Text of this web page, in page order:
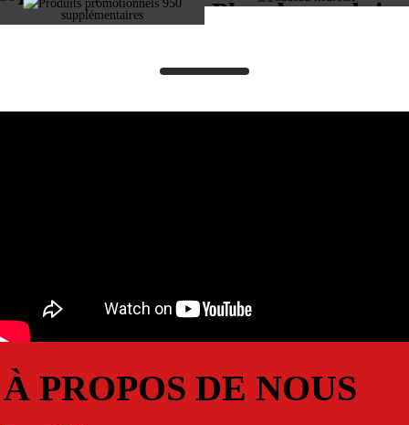
Plus de produits
À PROPOS DE NOUS